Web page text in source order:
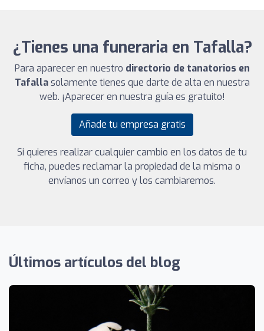
¿Tienes una funeraria en Tafalla?
Para aparecer en nuestro directorio de tanatorios en
Tafallasolamente tienes que darte de alta en nuestra
web. ¡Aparecer en nuestra guía es gratuito!
Añade tu empresa gratis
Si quieres realizar cualquier cambio en los datos de tu
ficha, puedes reclamar la propiedad de la misma o
envíanos un correo y los cambiaremos.
Últimos artículos del blog